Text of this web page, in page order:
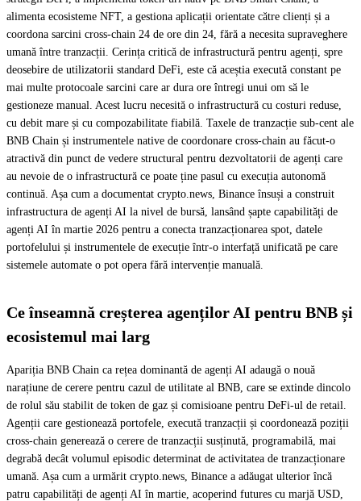
alimenta ecosisteme NFT, a gestiona aplicații orientate către clienți și a
coordona sarcini cross-chain 24 de ore din 24, fără a necesita supraveghere
umană între tranzacții. Cerința critică de infrastructură pentru agenți, spre
deosebire de utilizatorii standard DeFi, este că aceștia execută constant pe
mai multe protocoale sarcini care ar dura ore întregi unui om să le
gestioneze manual. Acest lucru necesită o infrastructură cu costuri reduse,
cu debit mare și cu compozabilitate fiabilă. Taxele de tranzacție sub-cent ale
BNB Chain și instrumentele native de coordonare cross-chain au făcut-o
atractivă din punct de vedere structural pentru dezvoltatorii de agenți care
au nevoie de o infrastructură ce poate ține pasul cu execuția autonomă
continuă. Așa cum a documentat crypto.news, Binance însuși a construit
infrastructura de agenți AI la nivel de bursă, lansând șapte capabilități de
agenți AI în martie 2026 pentru a conecta tranzacționarea spot, datele
portofelului și instrumentele de execuție într-o interfață unificată pe care
sistemele automate o pot opera fără intervenție manuală.
Ce înseamnă creșterea agenților AI pentru BNB și
ecosistemul mai larg
Apariția BNB Chain ca rețea dominantă de agenți AI adaugă o nouă
narațiune de cerere pentru cazul de utilitate al BNB, care se extinde dincolo
de rolul său stabilit de token de gaz și comisioane pentru DeFi-ul de retail.
Agenții care gestionează portofele, execută tranzacții și coordonează poziții
cross-chain generează o cerere de tranzacții susținută, programabilă, mai
degrabă decât volumul episodic determinat de activitatea de tranzacționare
umană. Așa cum a urmărit crypto.news, Binance a adăugat ulterior încă
patru capabilități de agenți AI în martie, acoperind futures cu marjă USD,